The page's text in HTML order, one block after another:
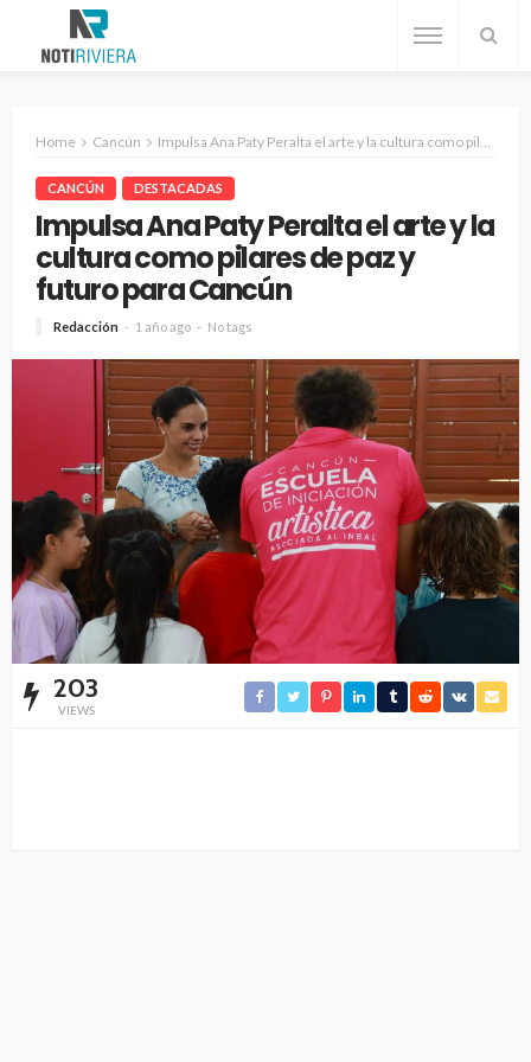
Home Cancún Impulsa Ana Paty Peralta el arte y la cultura como pilares de paz y futuro para Cancún
CANCÚN DESTACADAS
Impulsa Ana Paty Peralta el arte y la
cultura como pilares de paz y
futuro para Cancún
Redacción 1 año ago No tags
203
VIEWS